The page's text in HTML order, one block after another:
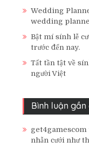
Wedding
wedding
Bật mí sính lễ
trước đến nay.
Tất tần tật về
người Việt
Bình luận gần
get4gamescom
nhẫn cưới như